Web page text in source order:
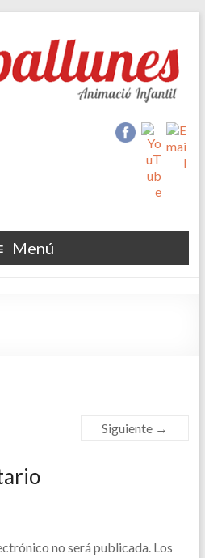
Menú
Siguiente →
no será publicada.Los